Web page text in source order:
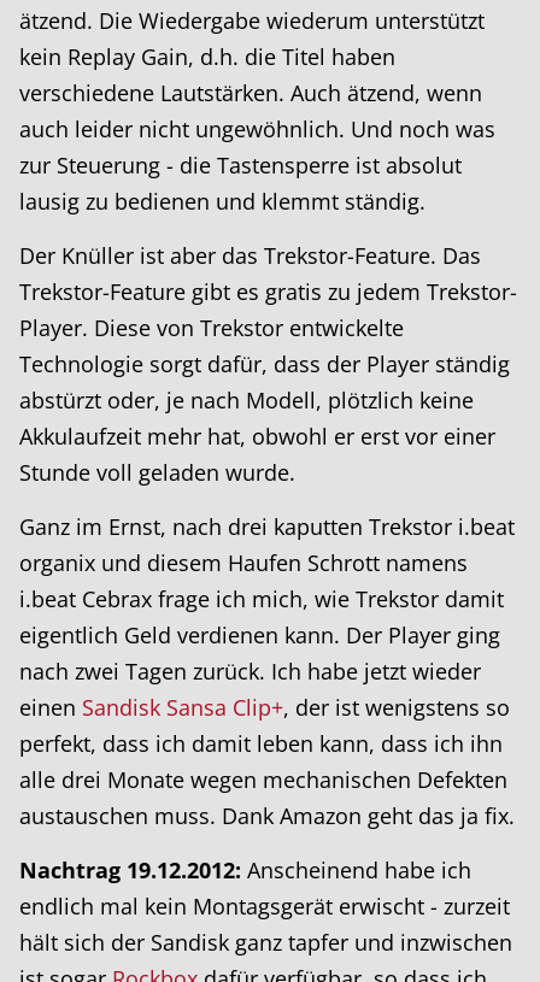
ätzend. Die Wiedergabe wiederum unterstützt
kein Replay Gain, d.h. die Titel haben
verschiedene Lautstärken. Auch ätzend, wenn
auch leider nicht ungewöhnlich. Und noch was
zur Steuerung - die Tastensperre ist absolut
lausig zu bedienen und klemmt ständig.
Der Knüller ist aber das Trekstor-Feature. Das
Trekstor-Feature gibt es gratis zu jedem Trekstor-
Player. Diese von Trekstor entwickelte
Technologie sorgt dafür, dass der Player ständig
abstürzt oder, je nach Modell, plötzlich keine
Akkulaufzeit mehr hat, obwohl er erst vor einer
Stunde voll geladen wurde.
Ganz im Ernst, nach drei kaputten Trekstor i.beat
organix und diesem Haufen Schrott namens
i.beat Cebrax frage ich mich, wie Trekstor damit
eigentlich Geld verdienen kann. Der Player ging
nach zwei Tagen zurück. Ich habe jetzt wieder
einen Sandisk Sansa Clip+, der ist wenigstens so
perfekt, dass ich damit leben kann, dass ich ihn
alle drei Monate wegen mechanischen Defekten
austauschen muss. Dank Amazon geht das ja fix.
Nachtrag 19.12.2012: Anscheinend habe ich
endlich mal kein Montagsgerät erwischt - zurzeit
hält sich der Sandisk ganz tapfer und inzwischen